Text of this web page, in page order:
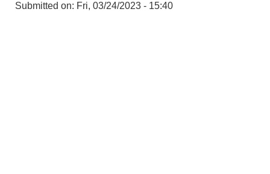
Submitted on: Fri, 03/24/2023 - 15:40